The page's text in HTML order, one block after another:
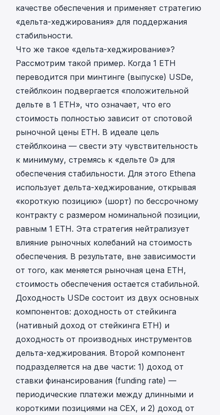
качестве обеспечения и применяет стратегию
«дельта-хеджирования» для поддержания
стабильности.
Что же такое «дельта-хеджирование»?
Рассмотрим такой пример. Когда 1 ETH
переводится при минтинге (выпуске) USDe,
стейблкоин подвергается «положительной
дельте в 1 ETH», что означает, что его
стоимость полностью зависит от спотовой
рыночной цены ETH. В идеале цель
стейблкоина — свести эту чувствительность
к минимуму, стремясь к «дельте 0» для
обеспечения стабильности. Для этого Ethena
использует дельта-хеджирование, открывая
«короткую позицию» (шорт) по бессрочному
контракту с размером номинальной позиции,
равным 1 ETH. Эта стратегия нейтрализует
влияние рыночных колебаний на стоимость
обеспечения. В результате, вне зависимости
от того, как меняется рыночная цена ETH,
стоимость обеспечения остается стабильной.
Доходность USDe состоит из двух основных
компонентов: доходность от стейкинга
(нативный доход от стейкинга ETH) и
доходность от производных инструментов
дельта-хеджирования. Второй компонент
подразделяется на две части: 1) доход от
ставки финансирования (funding rate) —
периодические платежи между длинными и
короткими позициями на CEX, и 2) доход от